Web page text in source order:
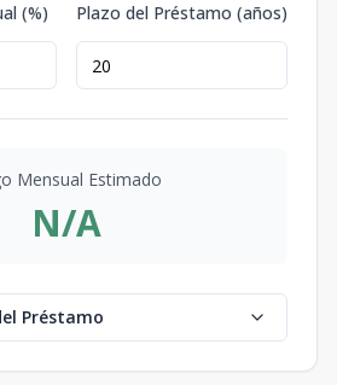
(%) Plazo del Préstamo (años)
Mensual Estimado
N/A
Préstamo